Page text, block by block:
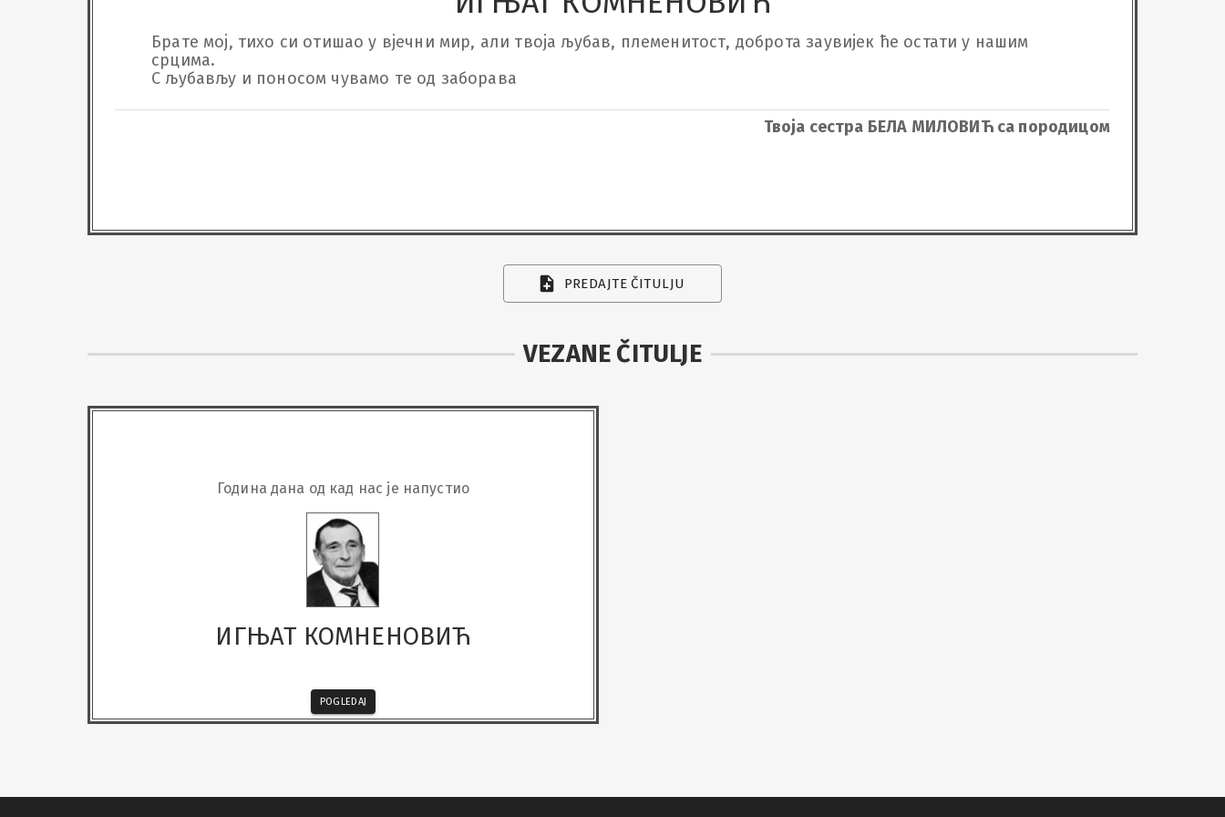
Брате мој, тихо си отишао у вјечни мир, али твоја љубав, племенитост, доброта заувијек ће остати у нашим
срцима.
С љубављу и поносом чувамо те од заборава
Твоја сестра БЕЛА МИЛОВИЋ са породицом
PREDAJTE ČITULJU
VEZANE ČITULJE
Година дана од кад нас је напустио
ИГЊАТ КОМНЕНОВИЋ
POGLEDAJ